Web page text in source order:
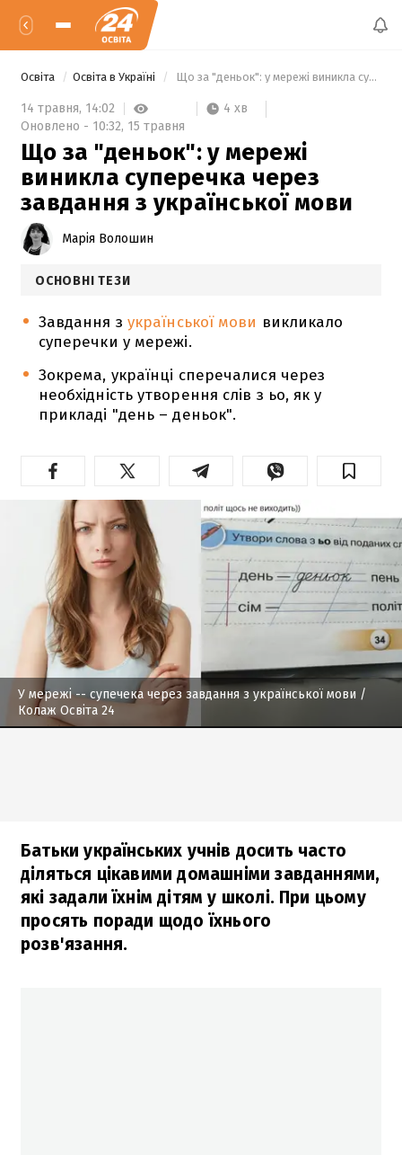
Освіта Освіта в Україні Що за "деньок": у мережі виникла суперечка через завдання з української мови
14 травня, 14:02
4 хв
Оновлено - 10:32, 15 травня
Що за "деньок": у мережі
виникла суперечка через
завдання з української мови
Марія Волошин
ОСНОВНІ ТЕЗИ
Завдання з української мови викликало
суперечки у мережі.
Зокрема, українці сперечалися через
необхідність утворення слів з ьо, як у
прикладі "день – деньок".
У мережі -- супечека через завдання з української мови /
Колаж Освіта 24
Батьки українських учнів досить часто
діляться цікавими домашніми завданнями,
які задали їхнім дітям у школі. При цьому
просять поради щодо їхнього
розв'язання.